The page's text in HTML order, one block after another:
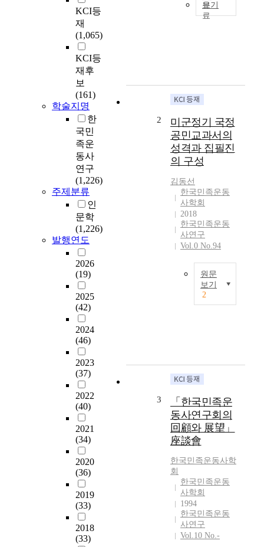
KCI등
재
(1,065)
KCI등
재후
보
(161)
학술지명
한
국민
족운
동사
연구
(1,226)
주제분류
인
문학
(1,226)
발행연도
2026
(19)
2025
(42)
2024
(46)
2023
(37)
2022
(40)
2021
(34)
2020
(36)
2019
(33)
2018
(33)
보기
2
미군정기 국정
공민교과서의
성격과 집필진
의 구성
김동선
한국민족운동
사학회
2018
한국민족운동
사연구
Vol.0 No.94
원문
보기
2
3
「한국민족운
동사연구회의
回顧와 展望」
座談會
한국민족운동사학
회
한국민족운동
사학회
1994
한국민족운동
사연구
Vol.10 No.-